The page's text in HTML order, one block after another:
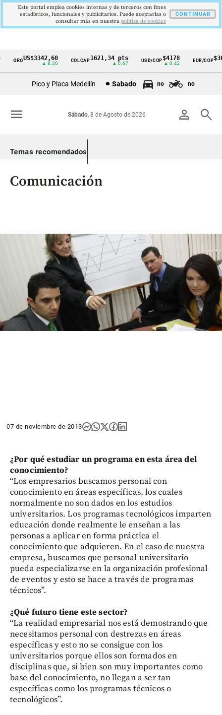
Cintillo
Colombia
OROUS$3342,60
▲ 8.20
COLCAP1621,34 pts
▲ 0.67
USD/COP$4178
▲ 0.42
EUR/COP
Pico y Placa Medellín Sabado no no
person search
Sábado, 8 de Agosto de 2026
menu
Temas recomendados
Comunicación
07 de noviembre de 2013
¿Por qué estudiar un programa en esta área del
conocimiento?
“Los empresarios buscamos personal con
conocimiento en áreas específicas, los cuales
normalmente no son dados en los estudios
universitarios. Los programas tecnológicos imparten
educación donde realmente le enseñan a las
personas a aplicar en forma práctica el
conocimiento que adquieren. En el caso de nuestra
empresa, buscamos que personal universitario
pueda especializarse en la organización profesional
de eventos y esto se hace a través de programas
técnicos”.
¿Qué futuro tiene este sector?
“La realidad empresarial nos está demostrando que
necesitamos personal con destrezas en áreas
específicas y esto no se consigue con los
universitarios porque ellos son formados en
disciplinas que, si bien son muy importantes como
base del conocimiento, no llegan a ser tan
específicas como los programas técnicos o
tecnológicos”.
Este portal emplea cookies internas y de terceros con fines
estadísticos, funcionales y publicitarios. Puede aceptarlas o
consultar más en nuestra politica de cookies
CONTINUAR